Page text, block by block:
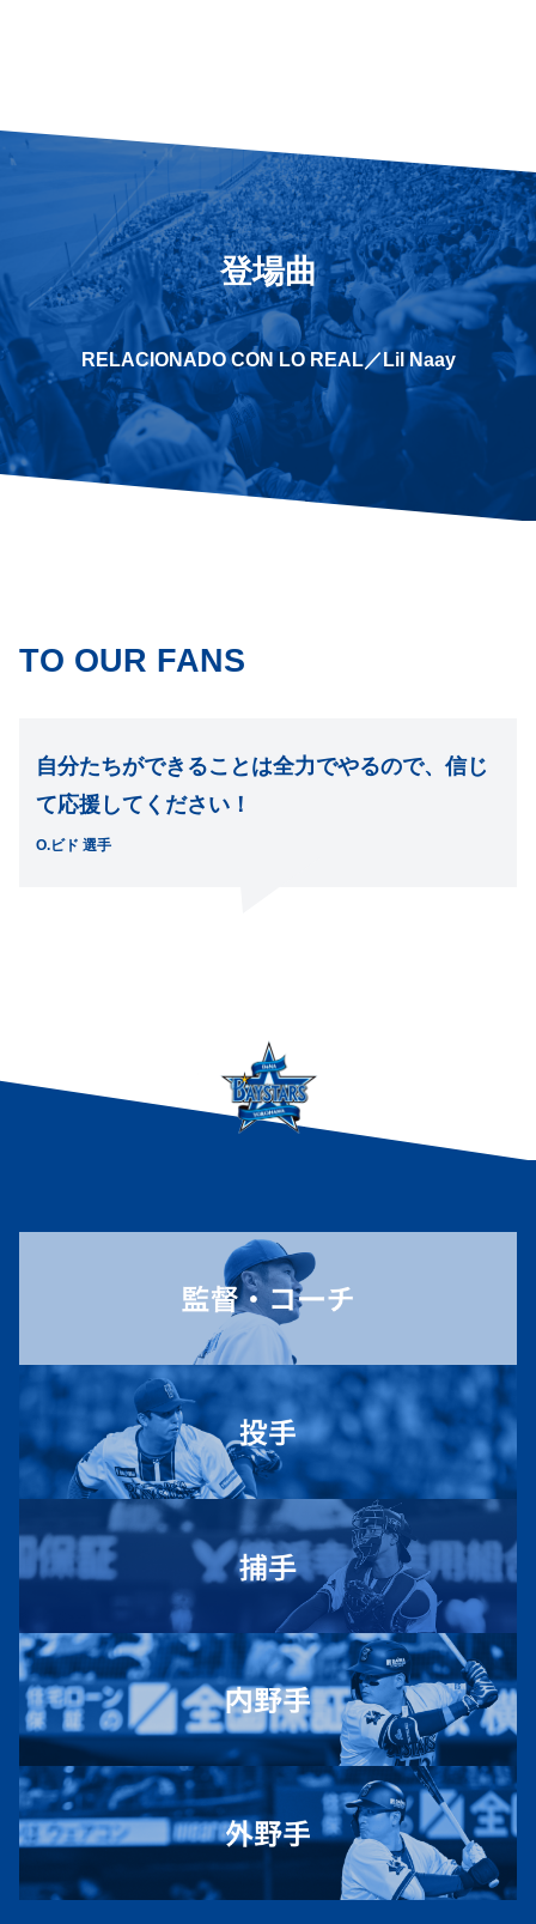
登場曲
RELACIONADO CON LO REAL／Lil Naay
TO OUR FANS
自分たちができることは全力でやるので、信じ
て応援してください！
O.ビド 選手